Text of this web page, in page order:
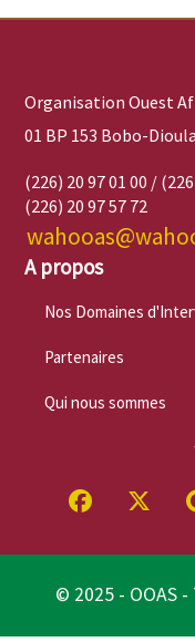
Organisation Ouest
01 BP 153 Bobo-
(226) 20 97 01 00 /
(226) 20 97 57 72
A propos
Nos Domaines
Partenaires
Qui nous sommes
© 2025 - OOAS